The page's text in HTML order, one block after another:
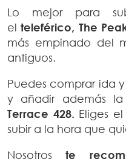
Lo mejor para
elteleférico, The
más empinado del
antiguos.
Puedes comprar ida
y añadir además
Terrace 428. Eliges
subir a la hora que
Nosotroste